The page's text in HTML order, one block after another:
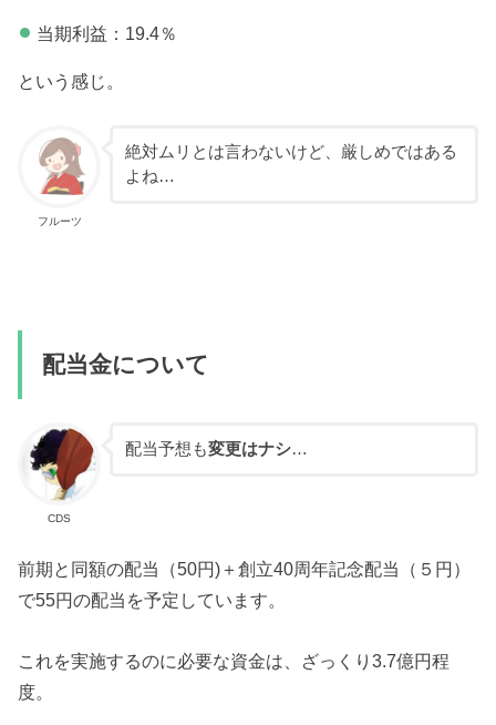
当期利益：19.4％
という感じ。
フルーツ
絶対ムリとは言わないけど、厳しめではある
よね…
配当金について
CDS
配当予想も変更はナシ…
前期と同額の配当（50円)＋創立40周年記念配当（５円）
で55円の配当を予定しています。
これを実施するのに必要な資金は、ざっくり3.7億円程
度。